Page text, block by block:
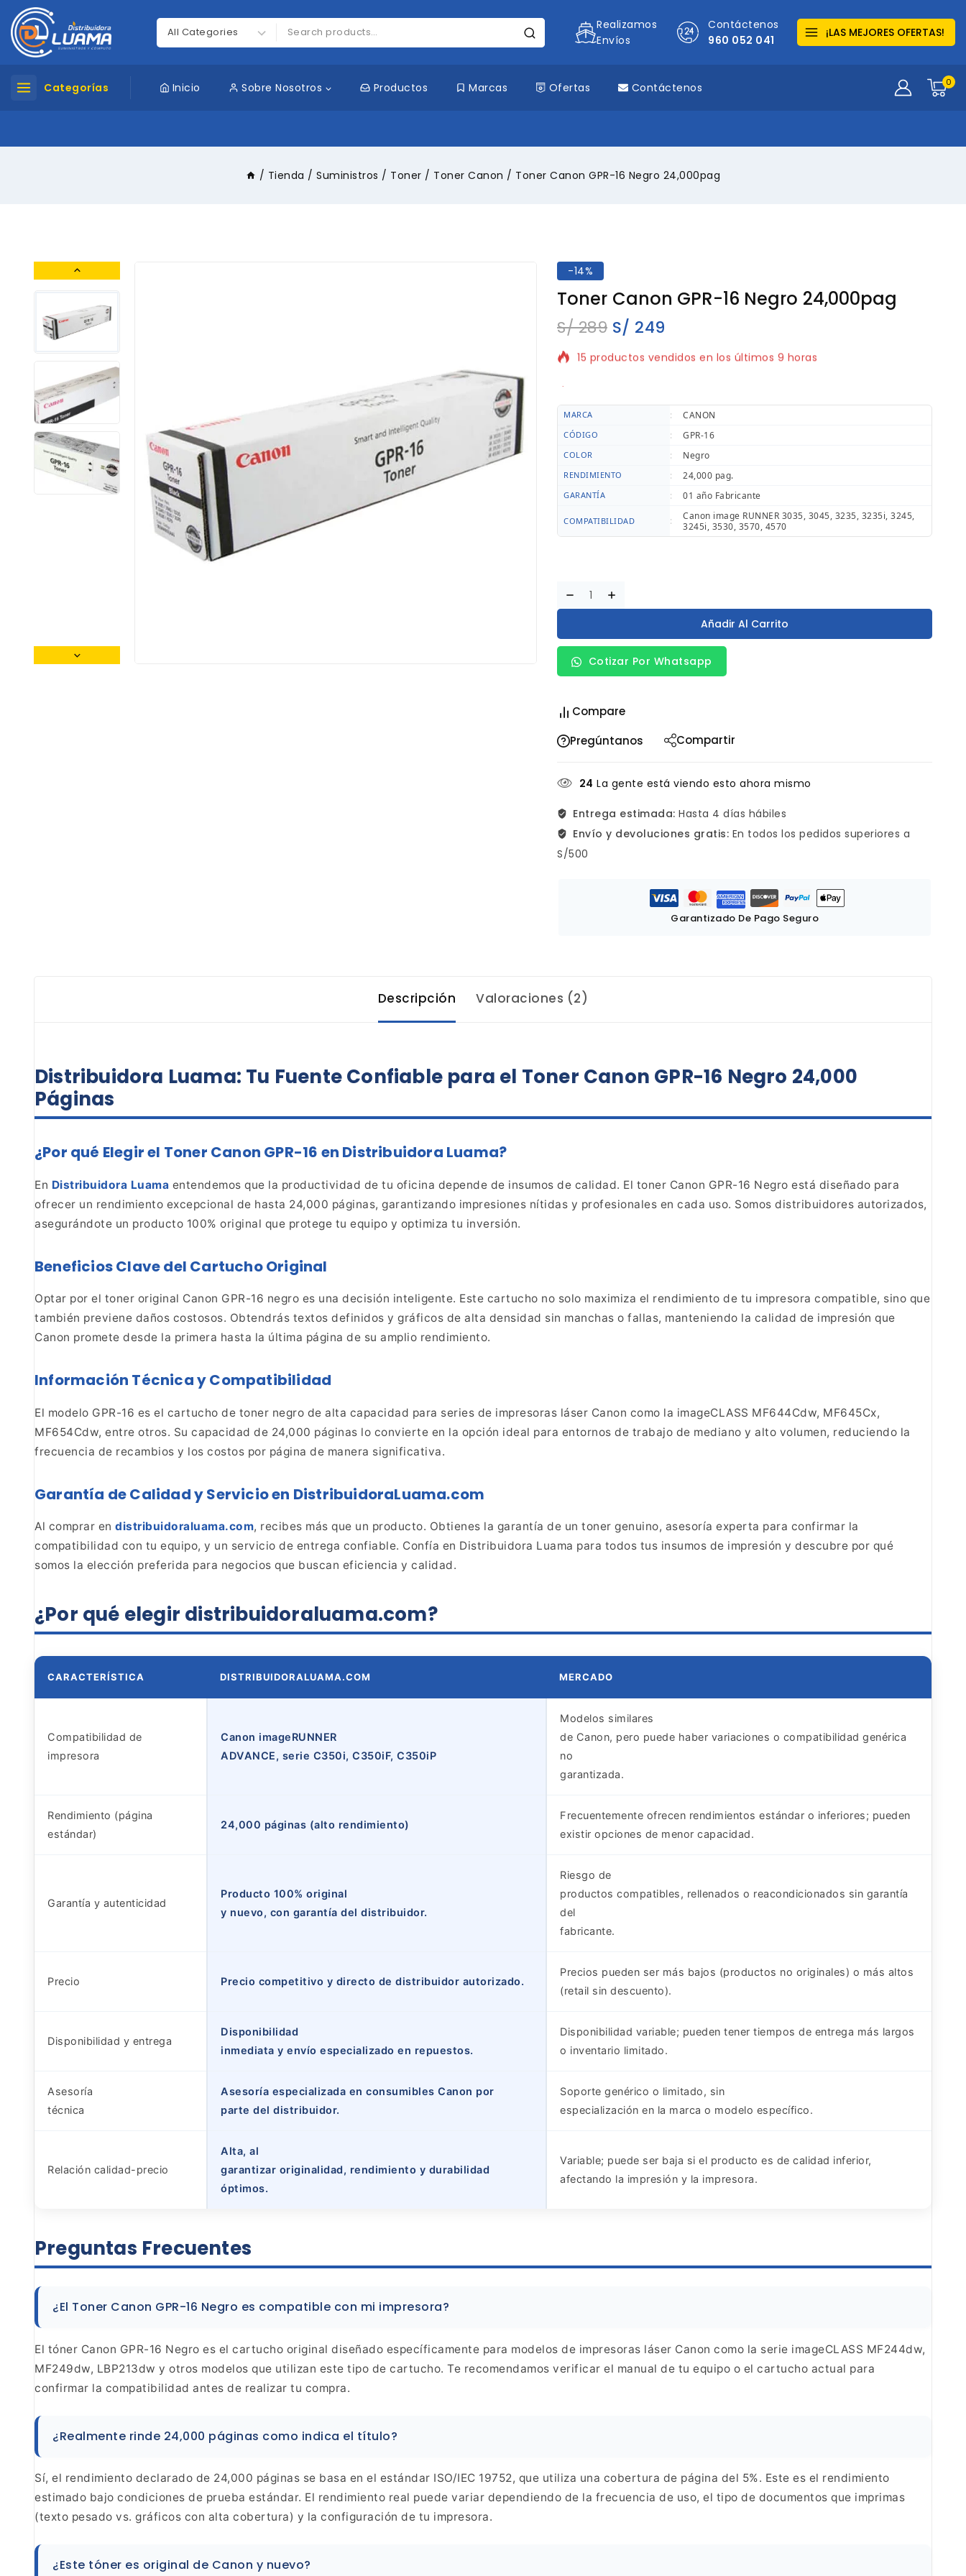
Realizamos
Envíos
Contáctenos
960 052 041
¡LAS MEJORES OFERTAS!
Categorías Inicio Sobre Nosotros Productos Marcas Ofertas Contáctenos 0
/ Tienda / Suministros / Toner / Toner Canon / Toner Canon GPR-16 Negro 24,000pag
-14%
Toner Canon GPR-16 Negro 24,000pag
S/289 S/ 249
15 productos vendidos en los últimos 9 horas
¡Se vende rápido! ¡Terminado! 4 la gente tiene en su carrito
MARCA : CANON
CÓDIGO : GPR-16
COLOR : Negro
RENDIMIENTO : 24,000 pag.
GARANTÍA : 01 año Fabricante
COMPATIBILIDAD :
Canon image RUNNER 3035, 3045, 3235, 3235i, 3245,
3245i, 3530, 3570, 4570
Añadir Al Carrito
Cotizar Por Whatsapp
Compare
Pregúntanos
Compartir
24 La gente está viendo esto ahora mismo
Entrega estimada: Hasta 4 días hábiles
Envío y devoluciones gratis: En todos los pedidos superiores a
S/500
Garantizado De Pago Seguro
Descripción Valoraciones (2)
Distribuidora Luama: Tu FuenteConfiable para el Toner Canon GPR-16 Negro 24,000
Páginas
¿Por qué Elegir el Toner Canon GPR-16 en Distribuidora Luama?
En Distribuidora Luama entendemos que la productividad de tu oficina depende de insumos de calidad. El toner Canon GPR-16 Negro está diseñado para
ofrecer un rendimiento excepcional de hasta 24,000 páginas, garantizando impresiones nítidas y profesionales en cada uso. Somos distribuidores autorizados,
asegurándote un producto 100% original que protege tu equipo y optimiza tu inversión.
Beneficios Clave del Cartucho Original
Optar por el toner original Canon GPR-16 negro es una decisión inteligente. Este cartucho no solo maximiza el rendimiento de tu impresora compatible, sino que
también previene daños costosos. Obtendrás textos definidos y gráficos de alta densidad sin manchas o fallas, manteniendo la calidad de impresión que
Canon promete desde la primera hasta la última página de su amplio rendimiento.
Información Técnica yCompatibilidad
El modelo GPR-16 es el cartucho de toner negro de alta capacidad para series de impresoras láser Canon como la imageCLASS MF644Cdw, MF645Cx,
MF654Cdw, entre otros. Su capacidad de 24,000 páginas lo convierte en la opción ideal para entornos de trabajo de mediano y alto volumen, reduciendo la
frecuencia de recambios y los costos por página de manera significativa.
Garantía de Calidad y Servicioen DistribuidoraLuama.com
Al comprar en distribuidoraluama.com, recibes más que un producto. Obtienes la garantía de un toner genuino, asesoría experta para confirmar la
compatibilidad con tu equipo, y un servicio de entrega confiable. Confía en Distribuidora Luama para todos tus insumos de impresión y descubre por qué
somos la elección preferida para negocios que buscan eficiencia y calidad.
¿Por qué elegir distribuidoraluama.com?
CARACTERÍSTICA DISTRIBUIDORALUAMA.COM MERCADO
Compatibilidad de
impresora
Canon imageRUNNER
ADVANCE, serie C350i, C350iF, C350iP
Modelos similares
de Canon, pero puede haber variaciones o compatibilidad genérica
no
garantizada.
Rendimiento (página
estándar)
24,000 páginas (alto rendimiento)
Frecuentemente ofrecen rendimientos estándar o inferiores; pueden
existir opciones de menor capacidad.
Garantía y autenticidad
Producto 100% original
y nuevo, con garantía del distribuidor.
Riesgo de
productos compatibles, rellenados o reacondicionados sin garantía
del
fabricante.
Precio Precio competitivo y directo de distribuidor autorizado.
Precios pueden ser más bajos (productos no originales) o más altos
(retail sin descuento).
Disponibilidad y entrega
Disponibilidad
inmediata y envío especializado en repuestos.
Disponibilidad variable; pueden tener tiempos de entrega más largos
o inventario limitado.
Asesoría
técnica
Asesoría especializada en consumibles Canon por
parte del distribuidor.
Soporte genérico o limitado, sin
especialización en la marca o modelo específico.
Relación calidad-precio
Alta, al
garantizar originalidad, rendimiento y durabilidad
óptimos.
Variable; puede ser baja si el producto es de calidad inferior,
afectando la impresión y la impresora.
Preguntas Frecuentes
¿El Toner Canon GPR-16 Negro es compatible con mi impresora?
El tóner Canon GPR-16 Negro es el cartucho original diseñado específicamente para modelos de impresoras láser Canon como la serie imageCLASS MF244dw,
MF249dw, LBP213dw y otros modelos que utilizan este tipo de cartucho. Te recomendamos verificar el manual de tu equipo o el cartucho actual para
confirmar la compatibilidad antes de realizar tu compra.
¿Realmente rinde 24,000 páginas como indica el título?
Sí, el rendimiento declarado de 24,000 páginas se basa en el estándar ISO/IEC 19752, que utiliza una cobertura de página del 5%. Este es el rendimiento
estimado bajo condiciones de prueba estándar. El rendimiento real puede variar dependiendo de la frecuencia de uso, el tipo de documentos que imprimas
(texto pesado vs. gráficos con alta cobertura) y la configuración de tu impresora.
¿Este tóner es original de Canon y nuevo?